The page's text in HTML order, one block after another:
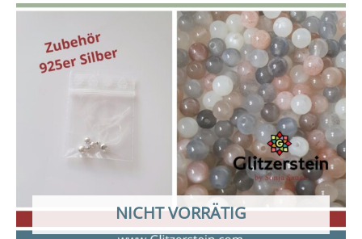
NICHT VORRÄTIG
Dieses
Produkt
weist
mehrere
Varianten
auf.
Die
Optionen
können
auf
der
Preisspanne:
14,00 €
bis
15,00 €